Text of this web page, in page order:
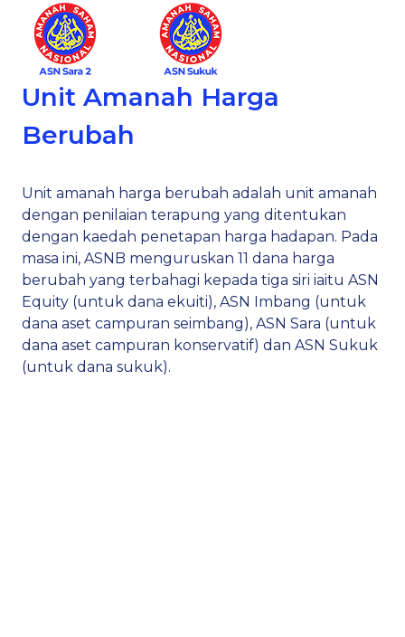
Unit Amanah Harga
Berubah
Unit amanah harga berubah adalah unit amanah
dengan penilaian terapung yang ditentukan
dengan kaedah penetapan harga hadapan. Pada
masa ini, ASNB menguruskan 11 dana harga
berubah yang terbahagi kepada tiga siri iaitu ASN
Equity (untuk dana ekuiti), ASN Imbang (untuk
dana aset campuran seimbang), ASN Sara (untuk
dana aset campuran konservatif) dan ASN Sukuk
(untuk dana sukuk).